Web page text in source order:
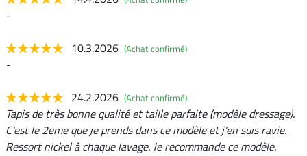
-
10.3.2026 (Achat confirmé)
-
24.2.2026 (Achat confirmé)
Tapis de très bonne qualité et taille parfaite (modèle dressage).
C'est le 2eme que je prends dans ce modèle et j'en suis ravie.
Ressort nickel à chaque lavage. Je recommande ce modèle.